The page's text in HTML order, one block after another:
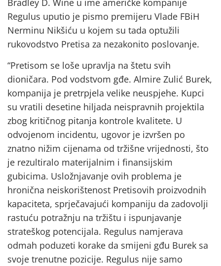
Bradley D. Wine u ime američke kompanije
Regulus uputio je pismo premijeru Vlade FBiH
Nerminu Nikšiću u kojem su tada optužili
rukovodstvo Pretisa za nezakonito poslovanje.
“Pretisom se loše upravlja na štetu svih
dioničara. Pod vodstvom gđe. Almire Zulić Burek,
kompanija je pretrpjela velike neuspjehe. Kupci
su vratili desetine hiljada neispravnih projektila
zbog kritičnog pitanja kontrole kvalitete. U
odvojenom incidentu, ugovor je izvršen po
znatno nižim cijenama od tržišne vrijednosti, što
je rezultiralo materijalnim i finansijskim
gubicima. Usložnjavanje ovih problema je
hronična neiskorištenost Pretisovih proizvodnih
kapaciteta, sprječavajući kompaniju da zadovolji
rastuću potražnju na tržištu i ispunjavanje
strateškog potencijala. Regulus namjerava
odmah poduzeti korake da smijeni gđu Burek sa
svoje trenutne pozicije. Regulus nije samo